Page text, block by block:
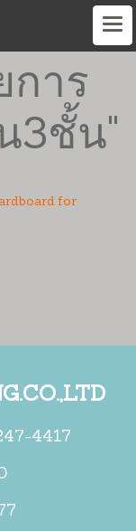
การ
3ชั้น"
for
4417